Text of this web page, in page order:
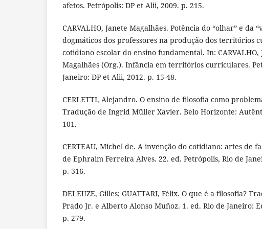
afetos. Petrópolis: DP et Alii, 2009. p. 215.
CARVALHO, Janete Magalhães. Potência do “olhar” e da
dogmáticos dos professores na produção dos territórios
cotidiano escolar do ensino fundamental. In: CARVALHO,
Magalhães (Org.). Infância em territórios curriculares.
Janeiro: DP et Alii, 2012. p. 15-48.
CERLETTI, Alejandro. O ensino de filosofia como
Tradução de Ingrid Müller Xavier. Belo Horizonte:
101.
CERTEAU, Michel de. A invenção do cotidiano: artes de
de Ephraim Ferreira Alves. 22. ed. Petrópolis, Rio de
p. 316.
DELEUZE, Gilles; GUATTARI, Félix. O que é a filosofia?
Prado Jr. e Alberto Alonso Muñoz. 1. ed. Rio de Janeiro:
p. 279.